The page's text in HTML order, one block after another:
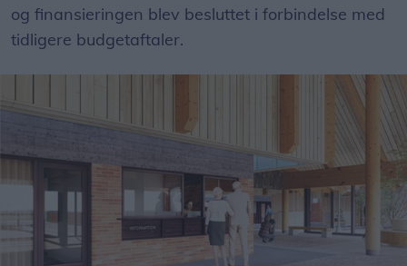
og finansieringen blev besluttet i forbindelse med
tidligere budgetaftaler.